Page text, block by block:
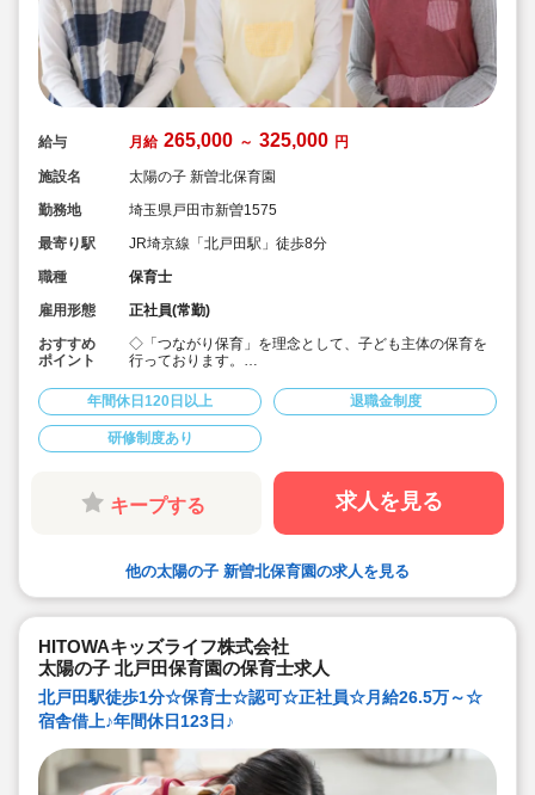
給与 月給 265,000 ～ 325,000 円
施設名
太陽の子 新曽北保育園
勤務地
埼玉県戸田市新曽1575
最寄り駅
JR埼京線「北戸田駅」徒歩8分
職種
保育士
雇用形態
正社員(常勤)
おすすめ
ポイント
◇「つながり保育」を理念として、子ども主体の保育を
行っております。
あり♪
◇残業ゼロ推進 / 持ち帰り残業禁止 / 残業代は1分単位で
支給！
◇年間休日123日から / プライベートも充実 / 12連休取得
◇多彩なキャリアアップ研修 / 年間100以上実施 / 充実し
たバックアップ！
年間休日120日以上 退職金制度
研修制度あり
キープする 求人を見る
他の太陽の子 新曽北保育園の求人を見る
HITOWAキッズライフ株式会社
太陽の子 北戸田保育園の保育士求人
北戸田駅徒歩1分☆保育士☆認可☆正社員☆月給26.5万～☆
宿舎借上♪年間休日123日♪